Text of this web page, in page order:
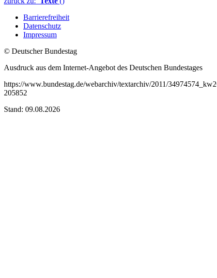
Barrierefreiheit
Datenschutz
Impressum
© Deutscher Bundestag
Ausdruck aus dem Internet-Angebot des Deutschen Bundestages
https://www.bundestag.de/webarchiv/textarchiv/2011/
205852
Stand: 09.08.2026